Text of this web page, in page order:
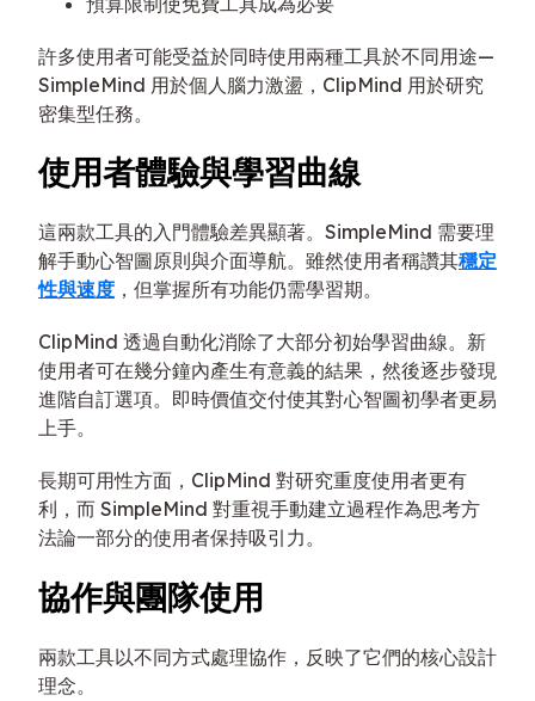
許多使用者可能受益於同時使用兩種工具於不同用途—
SimpleMind 用於個人腦力激盪，ClipMind 用於研究
密集型任務。
使用者體驗與學習曲線
這兩款工具的入門體驗差異顯著。SimpleMind 需要理
解手動心智圖原則與介面導航。雖然使用者稱讚其穩定
性與速度 ，但掌握所有功能仍需學習期。
ClipMind 透過自動化消除了大部分初始學習曲線。新
使用者可在幾分鐘內產生有意義的結果，然後逐步發現
進階自訂選項。即時價值交付使其對心智圖初學者更易
上手。
長期可用性方面，ClipMind 對研究重度使用者更有
利，而 SimpleMind 對重視手動建立過程作為思考方
法論一部分的使用者保持吸引力。
協作與團隊使用
兩款工具以不同方式處理協作，反映了它們的核心設計
理念。